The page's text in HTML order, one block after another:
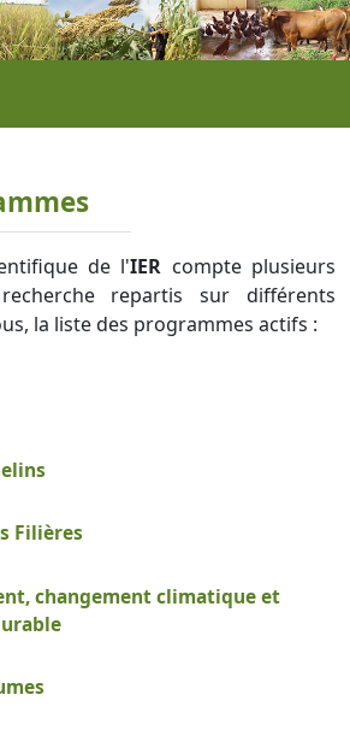
de l'IER compte plusieurs
repartis sur différents
la liste des programmes actifs :
Filières
changement climatique et